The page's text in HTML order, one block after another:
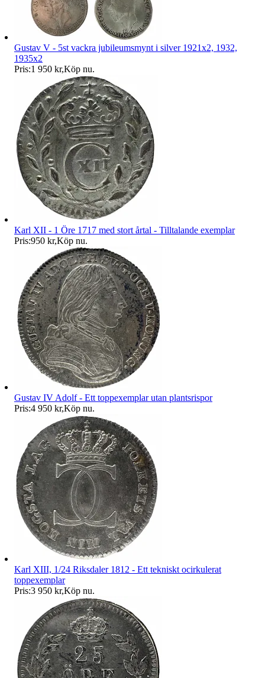
Gustav V - 5st vackra jubileumsmynt i silver 1921x2, 1932,
1935x2
Pris:1 950 kr,Köp nu.
Karl XII - 1 Öre 1717 med stort årtal - Tilltalande exemplar
Pris:950 kr,Köp nu.
Gustav IV Adolf - Ett toppexemplar utan plantsrispor
Pris:4 950 kr,Köp nu.
Karl XIII, 1/24 Riksdaler 1812 - Ett tekniskt ocirkulerat
toppexemplar
Pris:3 950 kr,Köp nu.